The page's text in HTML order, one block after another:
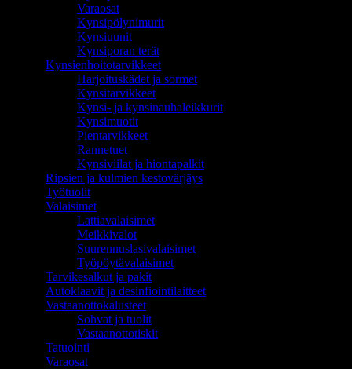
Varaosat
Kynsipölynimurit
Kynsiuunit
Kynsiporan terät
Kynsienhoitotarvikkeet
Harjoituskädet ja sormet
Kynsitarvikkeet
Kynsi- ja kynsinauhaleikkurit
Kynsimuotit
Pientarvikkeet
Rannetuet
Kynsiviilat ja hiontapalkit
Ripsien ja kulmien kestovärjäys
Työtuolit
Valaisimet
Lattiavalaisimet
Meikkivalot
Suurennuslasivalaisimet
Työpöytävalaisimet
Tarvikesalkut ja pakit
Autoklaavit ja desinfiointilaitteet
Vastaanottokalusteet
Sohvat ja tuolit
Vastaanottotiskit
Tatuointi
Varaosat